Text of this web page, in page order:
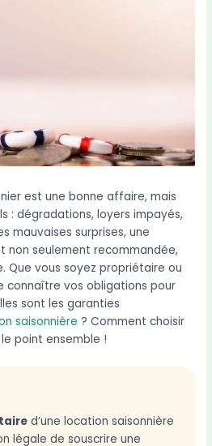
est une bonne affaire, mais
: dégradations, loyers impayés,
mauvaises surprises, une
non seulement recommandée,
Que vous soyez propriétaire ou
connaître vos obligations pour
sont les garanties
saisonnière ? Comment choisir
point ensemble !
d’une location saisonnière
légale de souscrire une